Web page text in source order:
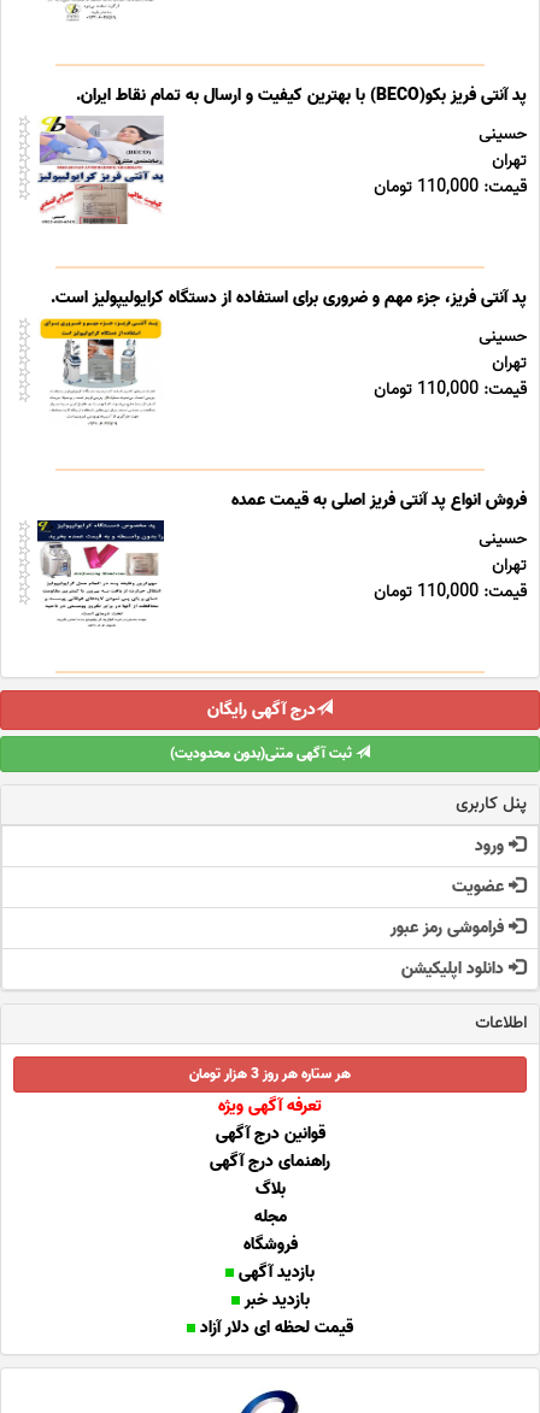
پد آنتی فریز بکو(BECO) با بهترین کیفیت و ارسال به تمام نقاط ایران.
حسینی
تهران
قیمت: 110,000 تومان
پد آنتی فریز، جزء مهم و ضروری برای استفاده از دستگاه کرایولیپولیز است.
حسینی
تهران
قیمت: 110,000 تومان
فروش انواع پد آنتی فریز اصلی به قیمت عمده
حسینی
تهران
قیمت: 110,000 تومان
درج آگهی رایگان
ثبت آگهی متنی(بدون محدودیت)
پنل کاربری
ورود
عضویت
فراموشی رمز عبور
دانلود اپلیکیشن
اطلاعات
هر ستاره هر روز 3 هزار تومان
تعرفه آگهی ویژه
قوانین درج آگهی
راهنمای درج آگهی
بلاگ
مجله
فروشگاه
بازدید آگهی
بازدید خبر
قیمت لحظه ای دلار آزاد